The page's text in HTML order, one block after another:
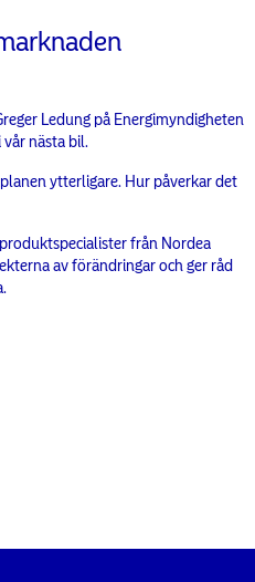
Ledung på Energimyndigheten
nästa bil.
ytterligare. Hur påverkar det
från Nordea
av förändringar och ger råd